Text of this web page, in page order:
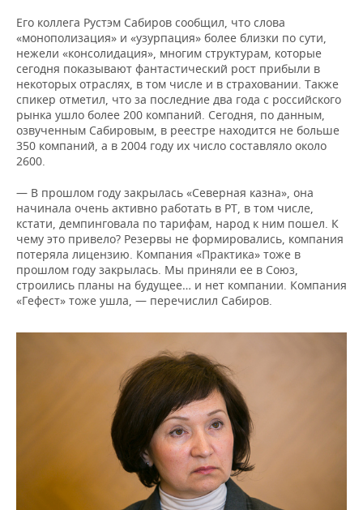
Его коллега Рустэм Сабиров сообщил, что слова
«монополизация» и «узурпация» более близки по сути,
нежели «консолидация», многим структурам, которые
сегодня показывают фантастический рост прибыли в
некоторых отраслях, в том числе и в страховании. Также
спикер отметил, что за последние два года с российского
рынка ушло более 200 компаний. Сегодня, по данным,
озвученным Сабировым, в реестре находится не больше
350 компаний, а в 2004 году их число составляло около
2600.
— В прошлом году закрылась «Северная казна», она
начинала очень активно работать в РТ, в том числе,
кстати, демпинговала по тарифам, народ к ним пошел. К
чему это привело? Резервы не формировались, компания
потеряла лицензию. Компания «Практика» тоже в
прошлом году закрылась. Мы приняли ее в Союз,
строились планы на будущее… и нет компании. Компания
«Гефест» тоже ушла, — перечислил Сабиров.